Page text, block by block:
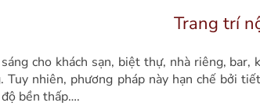
Trang trí
cho khách sạn, biệt thự, nhà riêng, bar,
Tuy nhiên, phương pháp này hạn chế bởi
bền thấp….